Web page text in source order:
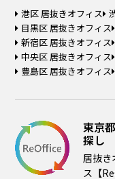
港区 居抜きオフィス
目黒区 居抜きオフィス
新宿区 居抜きオフィス
中央区 居抜きオフィス
豊島区 居抜きオフィス
東京
探し
居抜き
ス【